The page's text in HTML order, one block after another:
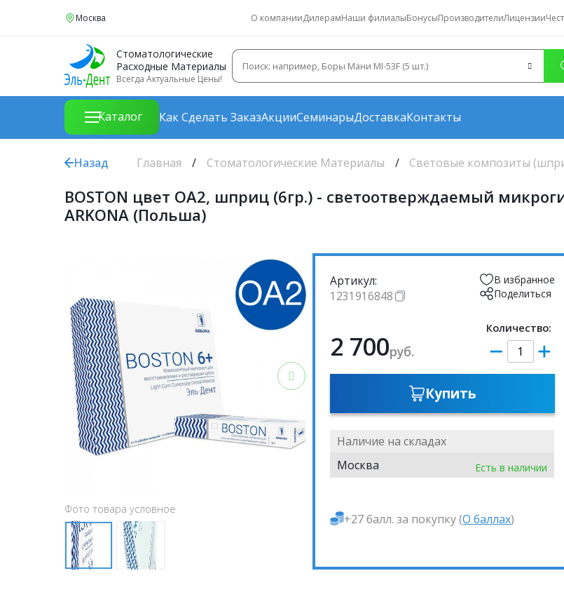
Москва О компанииДилерамНаши филиалыБонусыПроизводителиЛицензии
Стоматологические
Расходные Материалы
Всегда Актуальные Цены!
Каталог Как Сделать ЗаказАкцииСеминарыДоставкаКонтакты
Назад Главная Стоматологические Материалы Световые композиты
BOSTON цвет OA2, шприц (6гр.) - светоотверждаемый
ARKONA (Польша)
Фото товара условное
Артикул:
1231916848
В избранное
Поделиться
2 700руб.
Количество:
Купить
Наличие на складах
Москва
Есть в наличии
+27 балл. за покупку (О баллах)